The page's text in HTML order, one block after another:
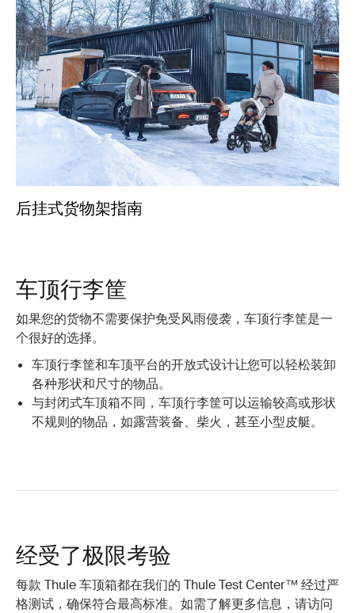
后挂式货物架指南
车顶行李筐
如果您的货物不需要保护免受风雨侵袭，车顶行李筐是一
个很好的选择。
车顶行李筐和车顶平台的开放式设计让您可以轻松装卸
各种形状和尺寸的物品。
与封闭式车顶箱不同，车顶行李筐可以运输较高或形状
不规则的物品，如露营装备、柴火，甚至小型皮艇。
经受了极限考验
每款 Thule 车顶箱都在我们的 Thule Test Center™ 经过严
格测试，确保符合最高标准。如需了解更多信息，请访问